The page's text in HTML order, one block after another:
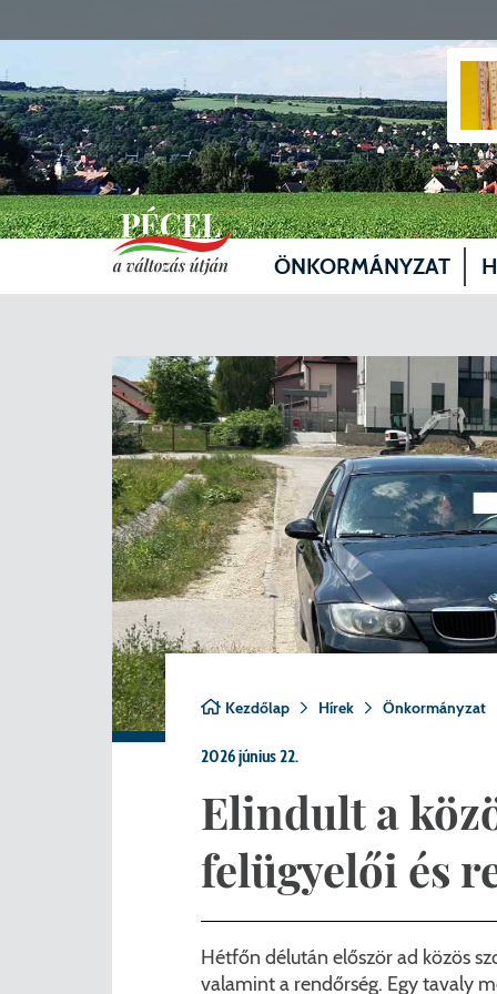
ÖNKORMÁNYZAT
Képviselő-testület
Bizottságok
Döntéshozatal
Nemzetiségi
Önkormányzati kitüntetések
Pályázatok
Belső visszaélés bejelentő
Kezdőlap Hírek Önkormányzat
2026 június 22.
Elindult a
felügyelői és
Hétfőn délután először ad közös
valamint a rendőrség. Egy tavaly